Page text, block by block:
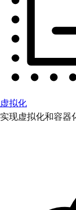
虚拟化
实现虚拟化和容器